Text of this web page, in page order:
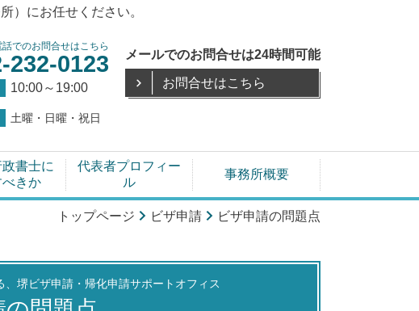
）にお任せください。
話でのお問合せはこちら
232-0123
10:00～19:00
土曜・日曜・祝日
メールでのお問合せは24時間可能
お問合せはこちら
書士に
きか
代表者プロフィー
ル
事務所概要
トップページ ビザ申請 ビザ申請の問題点
堺ビザ申請・帰化申請サポートオフィス